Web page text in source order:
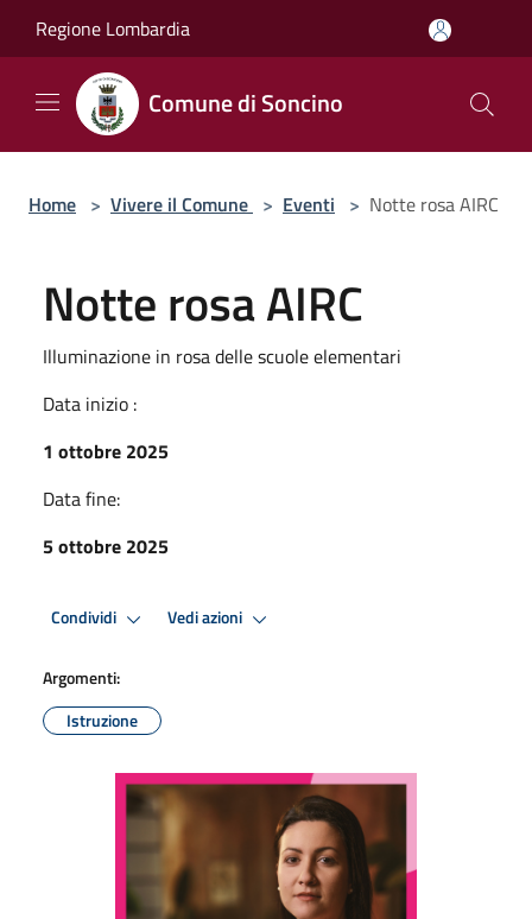
Regione Lombardia
Comune di Soncino
Home > Vivere il Comune > Eventi > Notte rosa AIRC
Notte rosa AIRC
Illuminazione in rosa delle scuole elementari
Data inizio :
1 ottobre 2025
Data fine:
5 ottobre 2025
Condividi Vedi azioni
Argomenti:
Istruzione